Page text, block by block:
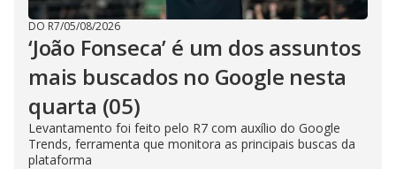
DO R7/05/08/2026
‘João Fonseca’ é um dos assuntos
mais buscados no Google nesta
quarta (05)
Levantamento foi feito pelo R7 com auxílio do Google
Trends, ferramenta que monitora as principais buscas da
plataforma